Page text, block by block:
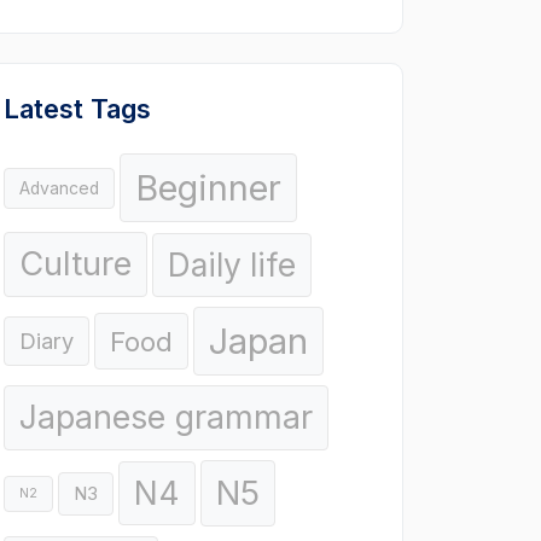
Latest Tags
Advanced Beginner
Culture Daily life
Diary Food Japan
Japanese grammar
N2 N3 N4 N5